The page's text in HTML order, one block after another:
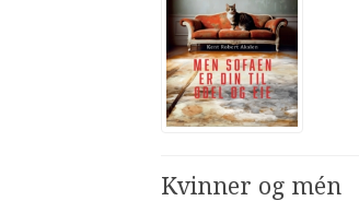
Kvinner og mén